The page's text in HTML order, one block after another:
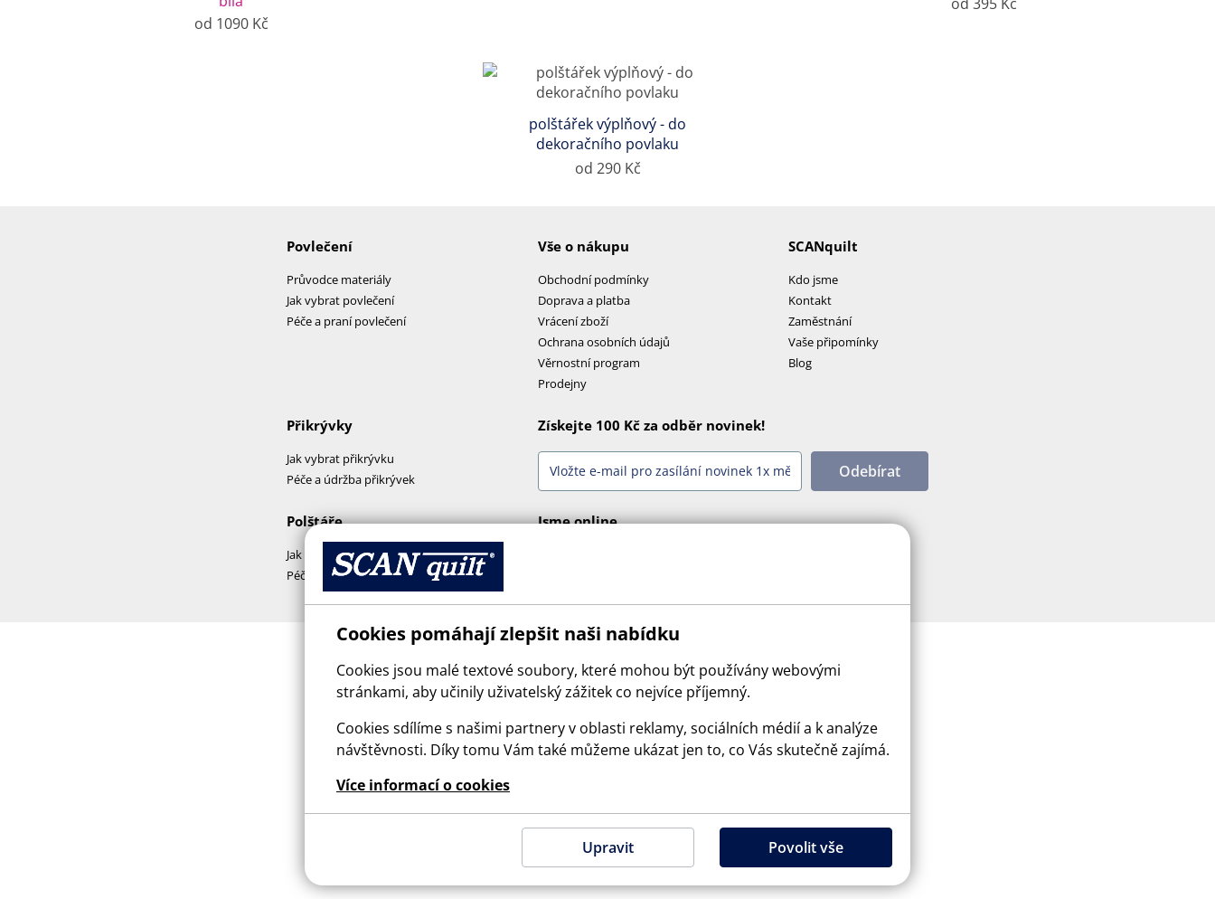
od 1090 Kč
polštářek výplňový - do
dekoračního povlaku
od 290 Kč
Povlečení
Průvodce materiály
Jak vybrat povlečení
Péče a praní povlečení
Vše o nákupu
Obchodní podmínky
Doprava a platba
Vrácení zboží
Ochrana osobních údajů
Věrnostní program
Prodejny
SCANquilt
Kdo jsme
Kontakt
Zaměstnání
Vaše připomínky
Blog
Přikrývky
Jak vybrat přikrývku
Péče a údržba přikrývek
Polštáře
Jak vybrat polštář
Péče a praní polštářů
Získejte 100 Kč za odběr novinek!
Odebírat
Jsme online
© 2026 SCANquilt - všechna práva vyhrazena
This site is protected by reCAPTCHA and the Google
Cookies pomáhají zlepšit naši nabídku
Cookies jsou malé textové soubory, které mohou být používány webovými
stránkami, aby učinily uživatelský zážitek co nejvíce příjemný.
Cookies sdílíme s našimi partnery v oblasti reklamy, sociálních médií a k analýze
návštěvnosti. Díky tomu Vám také můžeme ukázat jen to, co Vás skutečně zajímá.
Více informací o cookies
Upravit Povolit vše